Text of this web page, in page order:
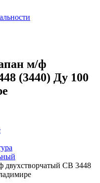
м/ф
(3440) Ду 100
CB 3448